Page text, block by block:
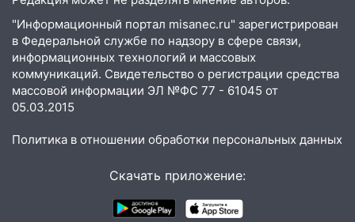
провернул хитрую схему с чужими
проездными
12:10 Ульяновский алиментщик накопил
120 тысяч долга
11:49 Снят режим «Ракетная
опасность» на территории Ульяновской
области
2027 года импорт, выпуск и обращение
бензина Евро 2, Евро 3, Евро 4
"Информационный портал misanec.ru" зарегистрирован
в Федеральной службе по надзору в сфере связи,
информационных технологий и массовых
коммуникаций. Свидетельство о регистрации средства
массовой информации ЭЛ №ФС 77 - 61045 от
05.03.2015
Политика в отношении обработки персональных данных
Скачать приложение: